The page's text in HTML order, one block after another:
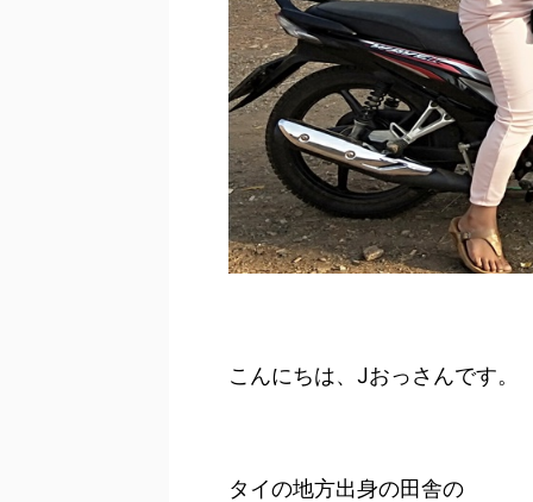
こんにちは、Jおっさんです。
タイの地方出身の田舎の